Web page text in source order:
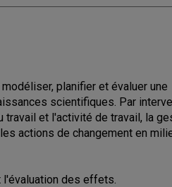
planifier et évaluer une
scientifiques. Par
et l'activité de travail, la
actions de changement en
l'évaluation des effets.